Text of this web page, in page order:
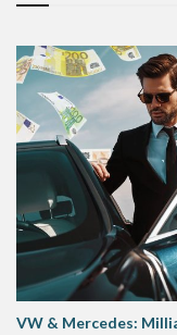
VW & Mercedes: